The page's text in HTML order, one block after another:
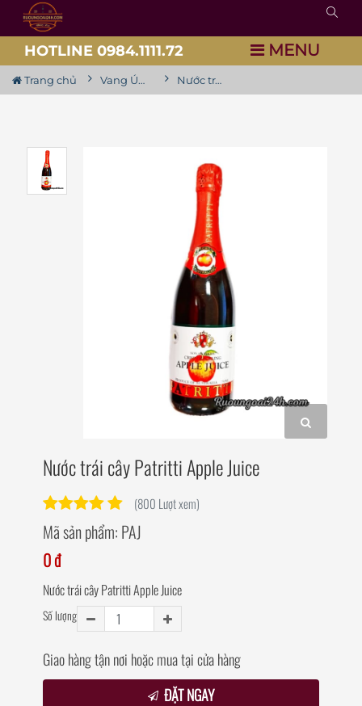
HOTLINE 0984.1111.72 MENU
Trang chủ Vang Úc - Australia Nước trái cây Patritti Apple Juice
Nước trái cây Patritti Apple Juice
(800 Lượt xem)
Mã sản phẩm: PAJ
0 đ
Nước trái cây Patritti Apple Juice
Số lượng
Giao hàng tận nơi hoặc mua tại cửa hàng
ĐẶT NGAY